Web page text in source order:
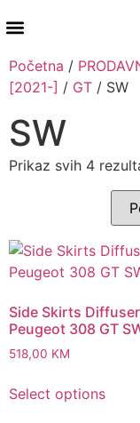
Početna /
[2021-] / GT / SW
SW
Prikaz svih 4
Side Skirts
Peugeot 308 GT
518,00 KM
Select options